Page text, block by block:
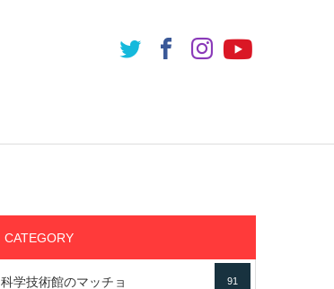
CATEGORY
科学技術館のマッチョ 91